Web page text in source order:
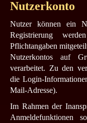
Nutzerkonto
Nutzer können ein
Registrierung
Pflichtangaben
Nutzerkontos auf
verarbeitet. Zu den
die Login-
Mail-Adresse).
Im Rahmen der
Anmeldefunktionen